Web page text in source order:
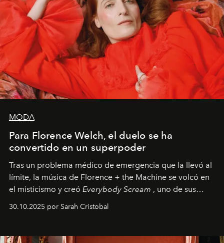
MODA
Para Florence Welch, el duelo se ha
convertido en un superpoder
Tras un problema médico de emergencia que la llevó al
límite, la música de Florence + the Machine se volcó en
el misticismo y creó Everybody Scream , uno de sus
30.10.2025 por Sarah Cristobal